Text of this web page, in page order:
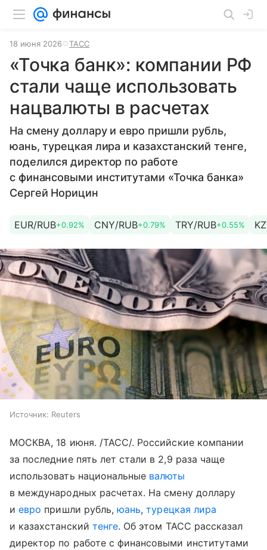
18 июня 2026 ТАСС
«Точка банк»: компании РФ
стали чаще использовать
нацвалюты в расчетах
На смену доллару и евро пришли рубль,
юань, турецкая лира и казахстанский тенге,
поделился директор по работе
с финансовыми институтами «Точка банка»
Сергей Норицин
EUR/RUB+0.92% CNY/RUB+0.79% TRY/RUB+0.55%
Источник: Reuters
МОСКВА, 18 июня. /ТАСС/. Российские компании
за последние пять лет стали в 2,9 раза чаще
использовать национальные валюты
в международных расчетах. На смену доллару
иевро пришли рубль,юань,турецкая лира
и казахстанский тенге. Об этом ТАСС рассказал
директор по работе с финансовыми институтами